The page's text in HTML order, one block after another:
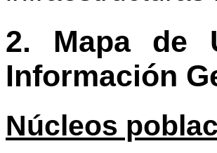
2. Mapa de
Información
Núcleos